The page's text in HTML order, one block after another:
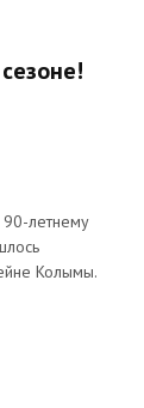
90-летнему
Колымы.